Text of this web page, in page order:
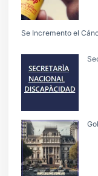
Se Incremento el